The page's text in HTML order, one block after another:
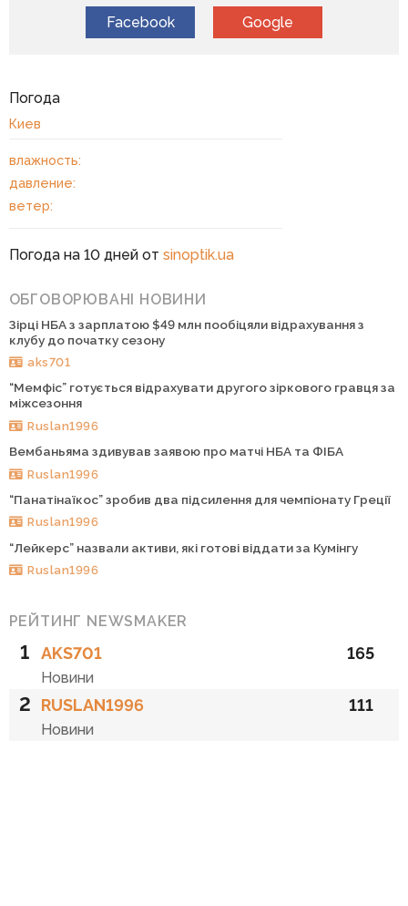
Facebook Google
Погода
Киев
влажность:
давление:
ветер:
Погода на 10 дней от sinoptik.ua
ОБГОВОРЮВАНІ НОВИНИ
Зірці НБА з зарплатою $49 млн пообіцяли відрахування з
клубу до початку сезону
aks701
“Мемфіс” готується відрахувати другого зіркового гравця за
міжсезоння
Ruslan1996
Вембаньяма здивував заявою про матчі НБА та ФІБА
Ruslan1996
“Панатінаїкос” зробив два підсилення для чемпіонату Греції
Ruslan1996
“Лейкерс” назвали активи, які готові віддати за Кумінгу
Ruslan1996
РЕЙТИНГ NEWSMAKER
1 AKS701
Новини
165
2 RUSLAN1996
Новини
111